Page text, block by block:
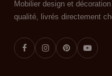
Mobilier design et
qualité, livrés directement